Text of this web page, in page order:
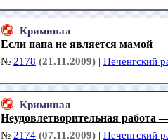
Криминал
Если папа не является мамой
№ 2178 (21.11.2009) | Печенгский
Криминал
Неудовлетворительная работа
№ 2174 (07.11.2009) | Печенгский